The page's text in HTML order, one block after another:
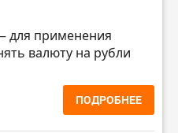
для применения
валюту на рубли
ПОДРОБНЕЕ